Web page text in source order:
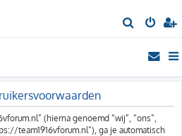
o
(hierna genoemd “wij”, “ons”,
team1916vforum.nl”), ga je automatisch